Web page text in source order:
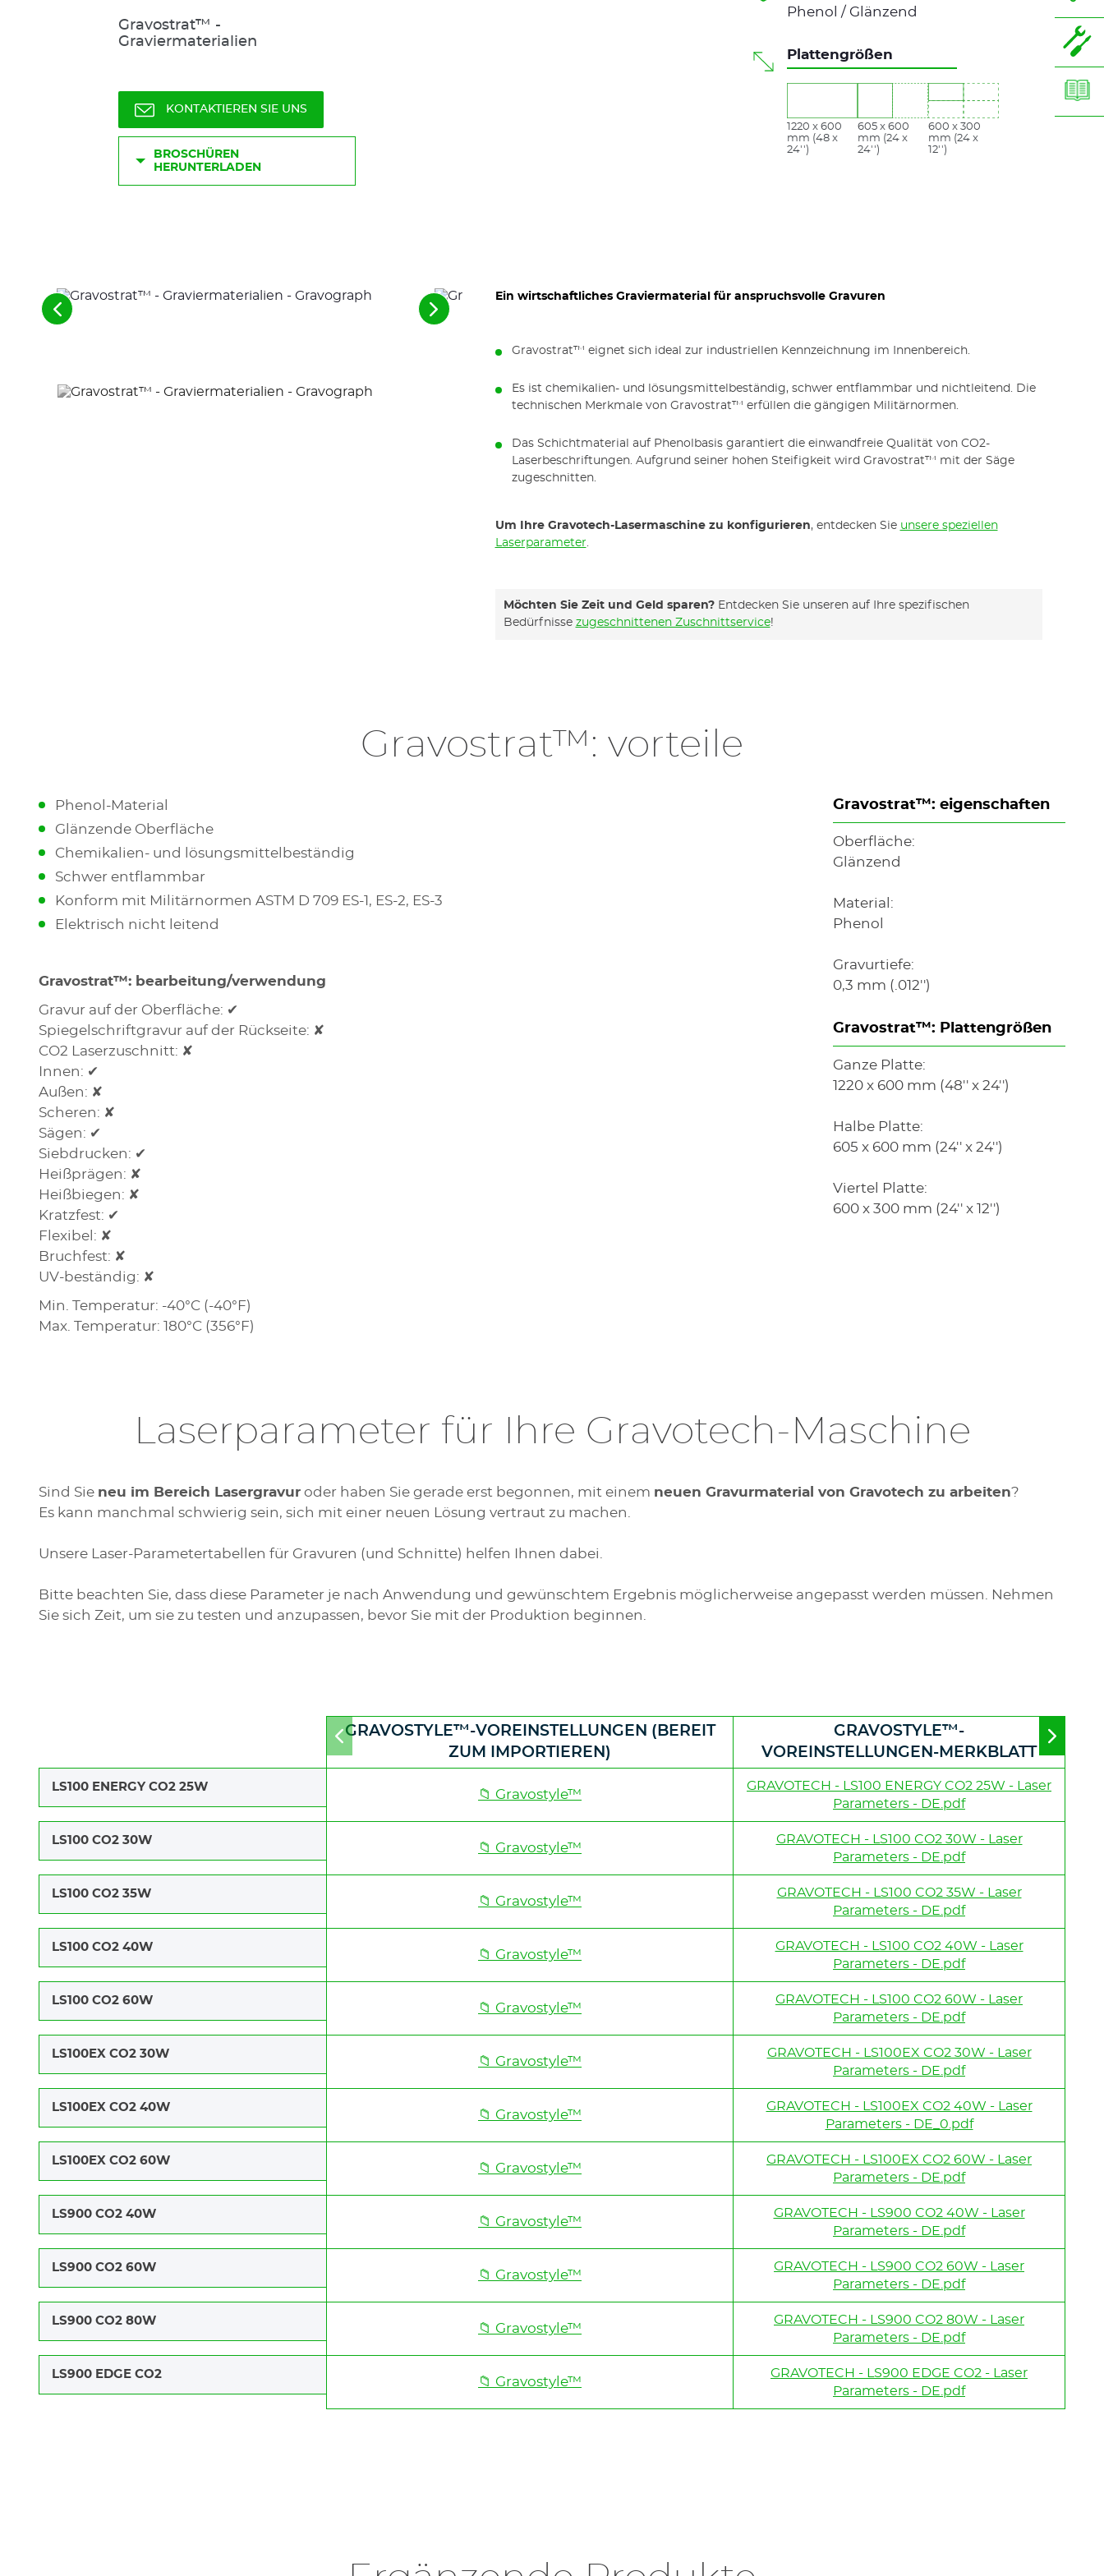
Gravostrat™ -
Graviermaterialien
KONTAKTIEREN SIE UNS
BROSCHÜREN
HERUNTERLADEN
Phenol / Glänzend
Plattengrößen
1220 x 600
mm (48 x
24'')
605 x 600
mm (24 x
24'')
600 x 300
mm (24 x
12'')
Etiketten für elektrische Steuerungen
Siehe
die
Siehe
die
Elemente
Ein wirtschaftliches Graviermaterial für anspruchsvolle Gravuren
Gravostrat™ eignet sich ideal zur industriellen Kennzeichnung im Innenbereich.
Es ist chemikalien- und lösungsmittelbeständig, schwer entflammbar und nichtleitend. Die
technischen Merkmale von Gravostrat™ erfüllen die gängigen Militärnormen.
Das Schichtmaterial auf Phenolbasis garantiert die einwandfreie Qualität von CO2-
Laserbeschriftungen. Aufgrund seiner hohen Steifigkeit wird Gravostrat™ mit der Säge
zugeschnitten.
Um Ihre Gravotech-Lasermaschine zu konfigurieren, entdecken Sie unsere speziellen
Laserparameter.
Möchten Sie Zeit und Geld sparen? Entdecken Sie unseren auf Ihre spezifischen
Bedürfnisse zugeschnittenen Zuschnittservice!
Gravostrat™: vorteile
Phenol-Material
Glänzende Oberfläche
Chemikalien- und lösungsmittelbeständig
Schwer entflammbar
Konform mit Militärnormen ASTM D 709 ES-1, ES-2, ES-3
Elektrisch nicht leitend
Gravostrat™: bearbeitung/verwendung
Gravur auf der Oberfläche: ✔
Spiegelschriftgravur auf der Rückseite: ✘
CO2 Laserzuschnitt: ✘
Innen: ✔
Außen: ✘
Scheren: ✘
Sägen: ✔
Siebdrucken: ✔
Heißprägen: ✘
Heißbiegen: ✘
Kratzfest: ✔
Flexibel: ✘
Bruchfest: ✘
UV-beständig: ✘
Min. Temperatur: -40°C (-40°F)
Max. Temperatur: 180°C (356°F)
Gravostrat™: eigenschaften
Oberfläche:
Glänzend
Material:
Phenol
Gravurtiefe:
0,3 mm (.012'')
Gravostrat™: Plattengrößen
Ganze Platte:
1220 x 600 mm (48'' x 24'')
Halbe Platte:
605 x 600 mm (24'' x 24'')
Viertel Platte:
600 x 300 mm (24'' x 12'')
Laserparameter für Ihre Gravotech-Maschine
Sind Sie neu im Bereich Lasergravur oder haben Sie gerade erst begonnen, mit einem neuen Gravurmaterial von Gravotech zu arbeiten?
Es kann manchmal schwierig sein, sich mit einer neuen Lösung vertraut zu machen.
Unsere Laser-Parametertabellen für Gravuren (und Schnitte) helfen Ihnen dabei.
Bitte beachten Sie, dass diese Parameter je nach Anwendung und gewünschtem Ergebnis möglicherweise angepasst werden müssen. Nehmen
Sie sich Zeit, um sie zu testen und anzupassen, bevor Sie mit der Produktion beginnen.
Move
to
left
Move
to
right
GRAVOSTYLE™-VOREINSTELLUNGEN (BEREIT
ZUM IMPORTIEREN)
GRAVOSTYLE™-
VOREINSTELLUNGEN-MERKBLATT
LS100 ENERGY CO2 25W
📁 Gravostyle™
GRAVOTECH - LS100 ENERGY CO2 25W - Laser
Parameters - DE.pdf
LS100 CO2 30W
📁 Gravostyle™
GRAVOTECH - LS100 CO2 30W - Laser
Parameters - DE.pdf
LS100 CO2 35W
📁 Gravostyle™
GRAVOTECH - LS100 CO2 35W - Laser
Parameters - DE.pdf
LS100 CO2 40W
📁 Gravostyle™
GRAVOTECH - LS100 CO2 40W - Laser
Parameters - DE.pdf
LS100 CO2 60W
📁 Gravostyle™
GRAVOTECH - LS100 CO2 60W - Laser
Parameters - DE.pdf
LS100EX CO2 30W
📁 Gravostyle™
GRAVOTECH - LS100EX CO2 30W - Laser
Parameters - DE.pdf
LS100EX CO2 40W
📁 Gravostyle™
GRAVOTECH - LS100EX CO2 40W - Laser
Parameters - DE_0.pdf
LS100EX CO2 60W
📁 Gravostyle™
GRAVOTECH - LS100EX CO2 60W - Laser
Parameters - DE.pdf
LS900 CO2 40W
📁 Gravostyle™
GRAVOTECH - LS900 CO2 40W - Laser
Parameters - DE.pdf
LS900 CO2 60W
📁 Gravostyle™
GRAVOTECH - LS900 CO2 60W - Laser
Parameters - DE.pdf
LS900 CO2 80W
📁 Gravostyle™
GRAVOTECH - LS900 CO2 80W - Laser
Parameters - DE.pdf
LS900 EDGE CO2
📁 Gravostyle™
GRAVOTECH - LS900 EDGE CO2 - Laser
Parameters - DE.pdf